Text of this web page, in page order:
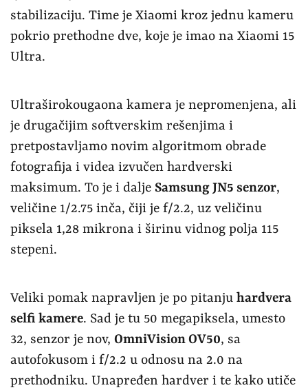
stabilizaciju. Time je Xiaomi kroz jednu kameru
pokrio prethodne dve, koje je imao na Xiaomi 15
Ultra.
Ultraširokougaona kamera je nepromenjena, ali
je drugačijim softverskim rešenjima i
pretpostavljamo novim algoritmom obrade
fotografija i videa izvučen hardverski
maksimum. To je i dalje Samsung JN5 senzor,
veličine 1/2.75 inča, čiji je f/2.2, uz veličinu
piksela 1,28 mikrona i širinu vidnog polja 115
stepeni.
Veliki pomak napravljen je po pitanju hardvera
selfi kamere. Sad je tu 50 megapiksela, umesto
32, senzor je nov, OmniVision OV50, sa
autofokusom i f/2.2 u odnosu na 2.0 na
prethodniku. Unapređen hardver i te kako utiče